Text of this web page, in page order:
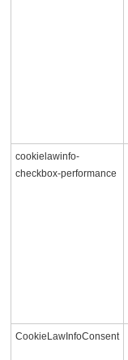
cookielawinfo-
checkbox-performance
CookieLawInfoConsent